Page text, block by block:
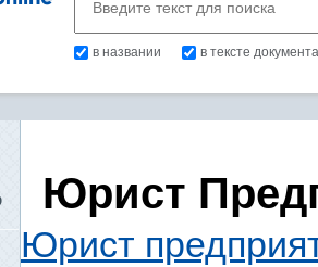
в названии в тексте документа
Юрист
Юрист